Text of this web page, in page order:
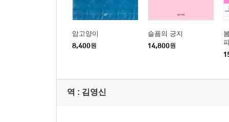
암고양이
8,400원
슬픔의 긍지
14,800원
역 : 김영신